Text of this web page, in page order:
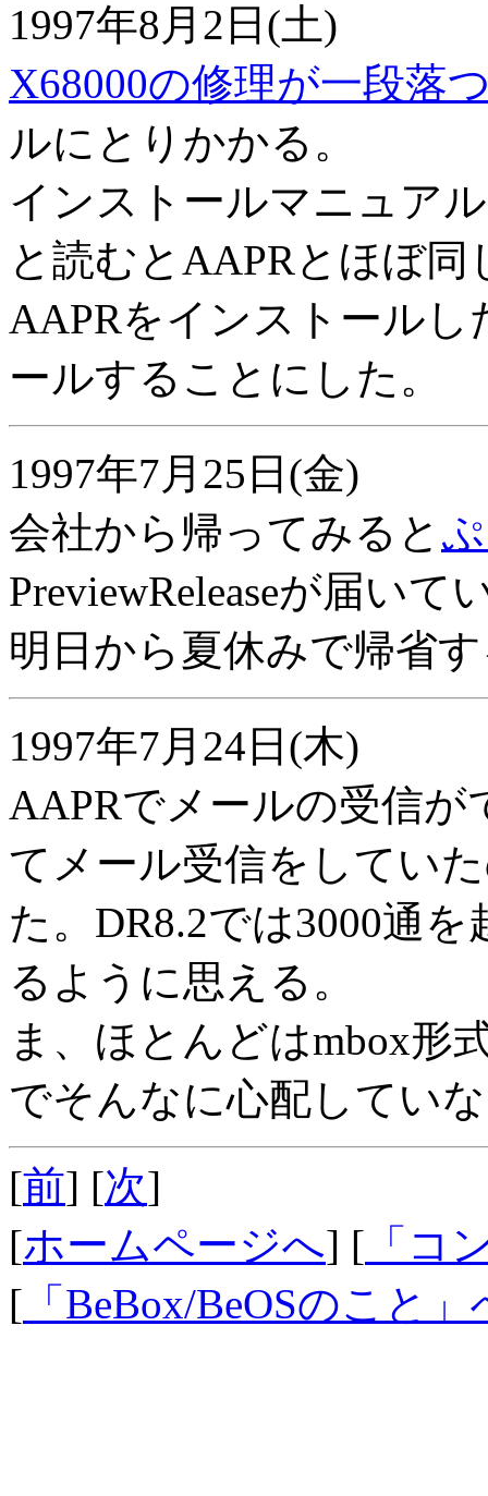
1997年8月2日(土)
X68000の修理が一段落
ルにとりかかる。
インストールマニュア
と読むとAAPRとほぼ同
AAPRをインストール
ールすることにした。
1997年7月25日(金)
会社から帰ってみると
PreviewReleaseが届いて
明日から夏休みで帰省
1997年7月24日(木)
AAPRでメールの受信が
てメール受信をしてい
た。DR8.2では3000通
るように思える。
ま、ほとんどはmbox形
でそんなに心配してい
[前] [次]
[ホームページへ] [ 「コ
[ 「BeBox/BeOSのこと」